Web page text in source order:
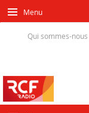
Menu
Qui sommes-nous